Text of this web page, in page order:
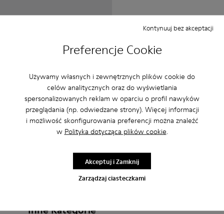
Preferencje Cookie
Używamy własnych i zewnętrznych plików cookie do
celów analitycznych oraz do wyświetlania
spersonalizowanych reklam w oparciu o profil nawyków
przeglądania (np. odwiedzane strony). Więcej informacji
i możliwość skonfigurowania preferencji można znaleźć
w Polityka dotycząca plików cookie.
Zarządzaj ciasteczkami
Kontynuuj bez akceptacji
Akceptuj i Zamknij
Inne Kategorie